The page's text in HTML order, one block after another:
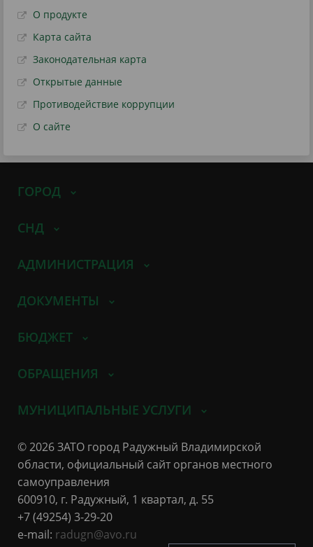
О продукте
Карта сайта
Законодательная карта
Открытые данные
Противодействие коррупции
О сайте
ГОРОД
СНД
АДМИНИСТРАЦИЯ
ДОКУМЕНТЫ
БЮДЖЕТ
ОБРАЩЕНИЯ
МУНИЦИПАЛЬНЫЕ УСЛУГИ
© 2026 ЗАТО город Радужный Владимирской
области, официальный сайт органов местного
самоуправления
600910, г. Радужный, 1 квартал, д. 55
+7 (49254) 3-29-20
e-mail: radugn@avo.ru